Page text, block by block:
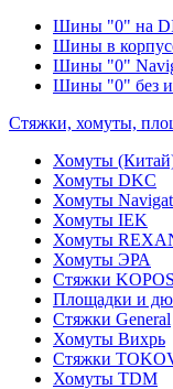
Шины "0" на
Шины в
Шины "0"
Шины "0" без
Стяжки, хомуты,
Хомуты
Хомуты DKC
Хомуты
Хомуты IEK
Хомуты
Хомуты ЭРА
Стяжки KOPOS
Площадки и
Стяжки General
Хомуты Вихрь
Стяжки
Хомуты TDM